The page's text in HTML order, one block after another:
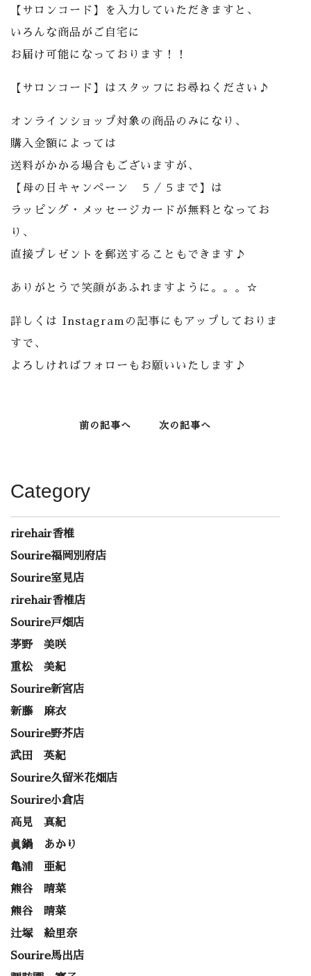
【サロンコード】を入力していただきますと、
いろんな商品がご自宅に
お届け可能になっております！！
【サロンコード】はスタッフにお尋ねください♪
オンラインショップ対象の商品のみになり、
購入金額によっては
送料がかかる場合もございますが、
【母の日キャンペーン ５／５まで】は
ラッピング・メッセージカードが無料となってお
り、
直接プレゼントを郵送することもできます♪
ありがとうで笑顔があふれますように。。。☆
詳しくは Instagramの記事にもアップしておりま
すで、
よろしければフォローもお願いいたします♪
前の記事へ 次の記事へ
Category
rirehair香椎
Sourire福岡別府店
Sourire室見店
rirehair香椎店
Sourire戸畑店
茅野 美咲
重松 美紀
Sourire新宮店
新藤 麻衣
Sourire野芥店
武田 英紀
Sourire久留米花畑店
Sourire小倉店
高見 真紀
眞鍋 あかり
亀浦 亜紀
熊谷 晴菜
熊谷 晴菜
辻塚 絵里奈
Sourire馬出店